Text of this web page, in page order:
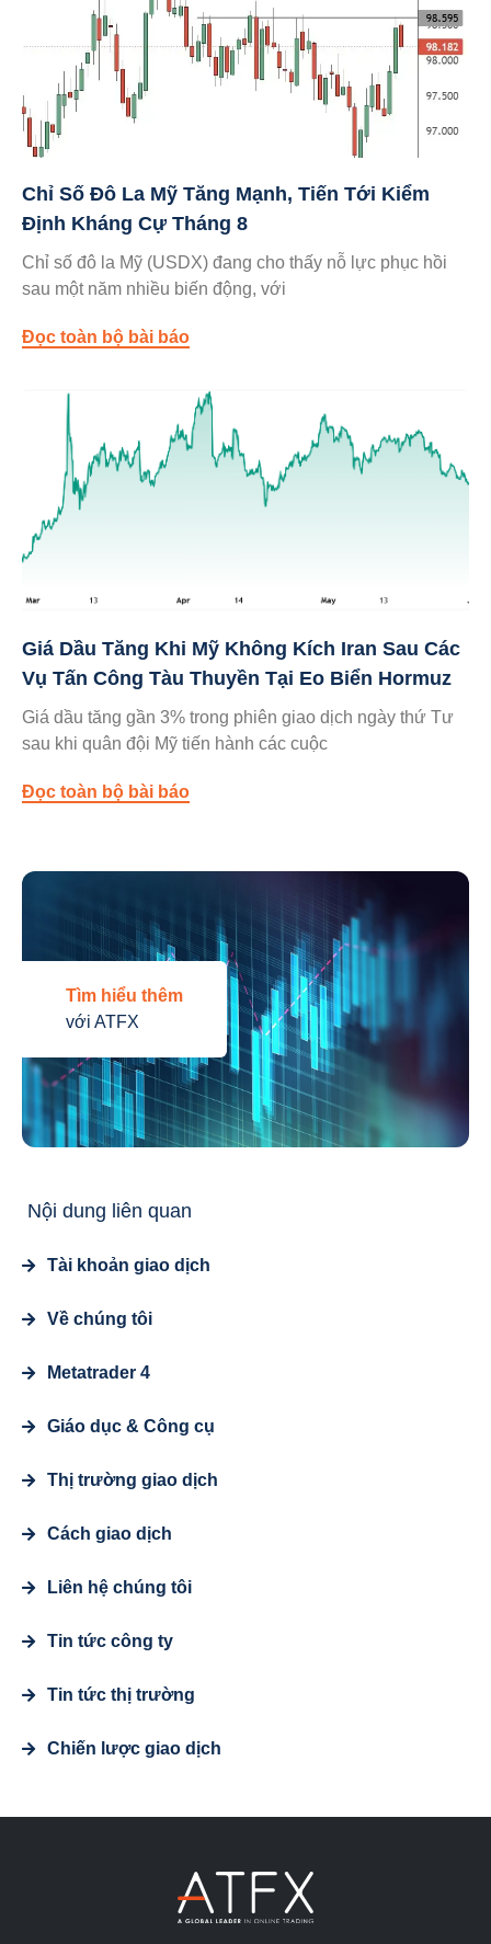
Chỉ Số Đô La Mỹ Tăng Mạnh, Tiến Tới Kiểm
Định Kháng Cự Tháng 8
Chỉ số đô la Mỹ (USDX) đang cho thấy nỗ lực phục hồi
sau một năm nhiều biến động, với
Đọc toàn bộ bài báo
Giá Dầu Tăng Khi Mỹ Không Kích Iran Sau Các
Vụ Tấn Công Tàu Thuyền Tại Eo Biển Hormuz
Giá dầu tăng gần 3% trong phiên giao dịch ngày thứ Tư
sau khi quân đội Mỹ tiến hành các cuộc
Đọc toàn bộ bài báo
Tìm hiểu thêm
với ATFX
Nội dung liên quan
Tài khoản giao dịch
Về chúng tôi
Metatrader 4
Giáo dục & Công cụ
Thị trường giao dịch
Cách giao dịch
Liên hệ chúng tôi
Tin tức công ty
Tin tức thị trường
Chiến lược giao dịch